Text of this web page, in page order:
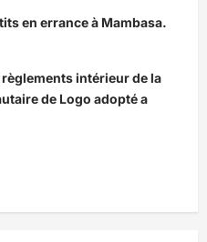
en errance à Mambasa.
intérieur de la
de Logo adopté a